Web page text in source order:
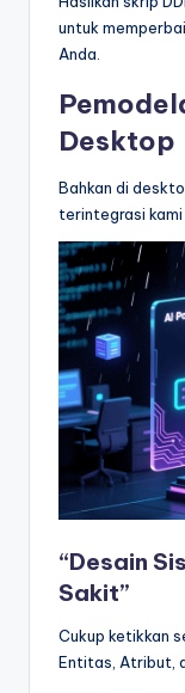
untuk
Anda.
Desktop
Bahkan di
terintegrasi kami
“Desain
Sakit”
Cukup ketikkan
Entitas, Atribut,